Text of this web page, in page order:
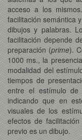
acceso a los
facilitación semántica
dibujos y palabras.
facilitación depende
preparación (prime).
1000 ms., la
modalidad del
tiempos de
entre el estímulo de
indicando que en
visuales de los
efectos de
previo es un dibujo.